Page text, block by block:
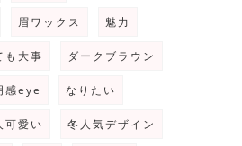
眉ワックス 魅力
も大事 ダークブラウン
感eye なりたい
可愛い 冬人気デザイン